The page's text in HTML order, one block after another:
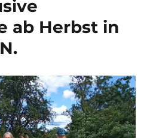
ab Herbst in